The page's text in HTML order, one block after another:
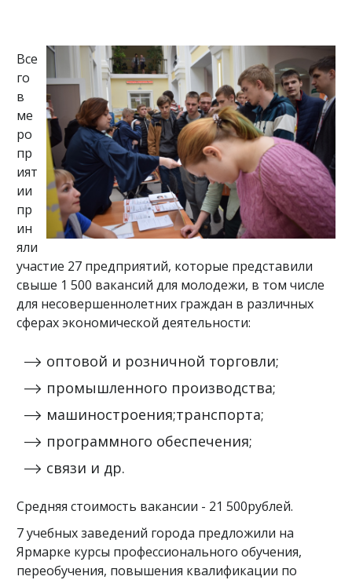
Все
го
в
ме
ро
пр
ият
ии
пр
ин
яли
участие 27 предприятий, которые представили
свыше 1 500 вакансий для молодежи, в том числе
для несовершеннолетних граждан в различных
сферах экономической деятельности:
оптовой и розничной торговли;
промышленного производства;
машиностроения;транспорта;
программного обеспечения;
связи и др.
Средняя стоимость вакансии - 21 500рублей.
7 учебных заведений города предложили на
Ярмарке курсы профессионального обучения,
переобучения, повышения квалификации по